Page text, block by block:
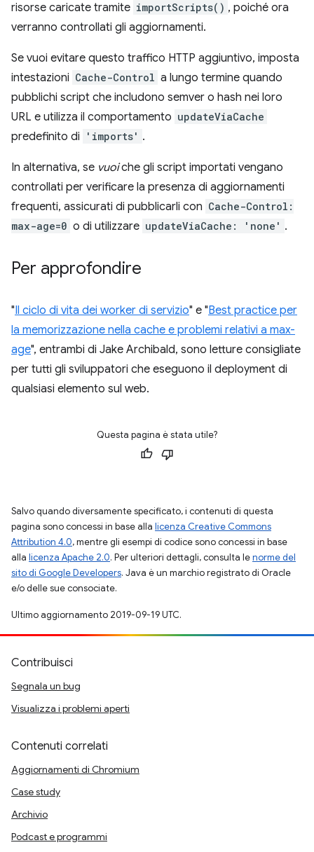
risorse caricate tramite importScripts() , poiché ora
verranno controllati gli aggiornamenti.
Se vuoi evitare questo traffico HTTP aggiuntivo, imposta
intestazioni Cache-Control a lungo termine quando
pubblichi script che includono semver o hash nei loro
URL e utilizza il comportamento updateViaCache
predefinito di 'imports' .
In alternativa, se vuoiche gli script importati vengano
controllati per verificare la presenza di aggiornamenti
frequenti, assicurati di pubblicarli con Cache-Control:
max-age=0 o di utilizzare updateViaCache: 'none' .
Per approfondire
"Il ciclo di vita dei worker di servizio" e "Best practice per
la memorizzazione nella cache e problemi relativi a max-
age", entrambi di Jake Archibald, sono letture consigliate
per tutti gli sviluppatori che eseguono il deployment di
qualsiasi elemento sul web.
Questa pagina è stata utile?
Salvo quando diversamente specificato, i contenuti di questa
pagina sono concessi in base alla licenza Creative Commons
Attribution 4.0, mentre gli esempi di codice sono concessi in base
alla licenza Apache 2.0. Per ulteriori dettagli, consulta lenorme del
sito di Google Developers. Java è un marchio registrato di Oracle
e/o delle sue consociate.
Ultimo aggiornamento 2019-09-19 UTC.
Contribuisci
Segnala un bug
Visualizza i problemi aperti
Contenuti correlati
Aggiornamenti di Chromium
Case study
Archivio
Podcast e programmi